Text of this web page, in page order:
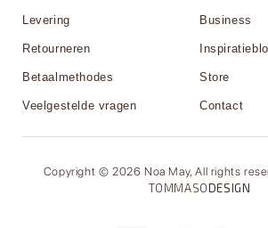
Levering
Retourneren
Betaalmethodes
Veelgestelde vragen
Business
Store
Contact
Copyright © 2026 Noa May, All rights
TOMMASODESIGN